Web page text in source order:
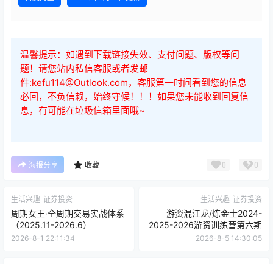
您当前的等级为 游客
请先 登录
百度网盘 2026年6月12日更新
温馨提示：如遇到下载链接失效、支付问题、版权等问
件:kefu114@Outlook.com，客服第一时间看到您的信息
必回，不负信赖，始终守候！！！如果您未能收到回复信
息，有可能在垃圾信箱里面哦~